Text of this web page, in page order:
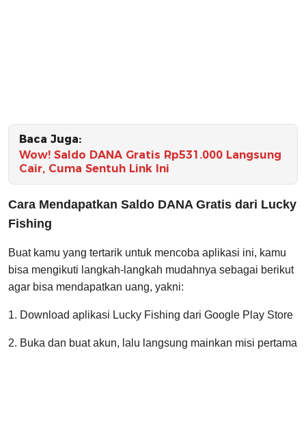
Baca Juga:
Wow! Saldo DANA Gratis Rp531.000 Langsung
Cair, Cuma Sentuh Link Ini
Cara Mendapatkan Saldo DANA Gratis dari Lucky
Fishing
Buat kamu yang tertarik untuk mencoba aplikasi ini, kamu
bisa mengikuti langkah-langkah mudahnya sebagai berikut
agar bisa mendapatkan uang, yakni:
1. Download aplikasi Lucky Fishing dari Google Play Store
2. Buka dan buat akun, lalu langsung mainkan misi pertama